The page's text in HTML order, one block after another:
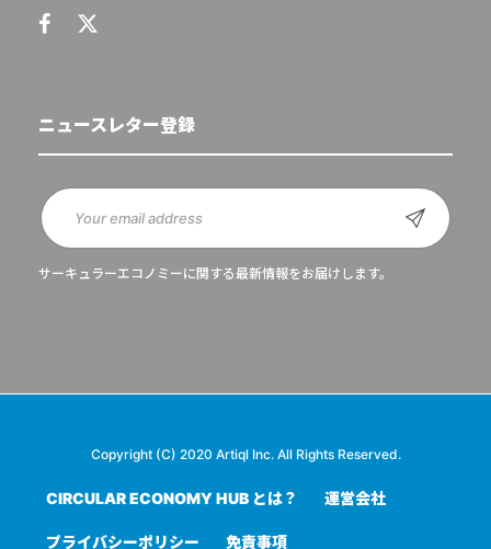
ニュースレター登録
サーキュラーエコノミーに関する最新情報をお届けします。
Copyright (C) 2020 Artiql Inc. All Rights Reserved.
CIRCULAR ECONOMY HUB とは？ 運営会社
プライバシーポリシー 免責事項